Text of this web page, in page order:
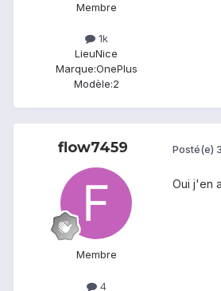
Membre
1k
LieuNice
Marque:OnePlus
Modèle:2
flow7459
Membre
4
Posté(e)
Oui j'en